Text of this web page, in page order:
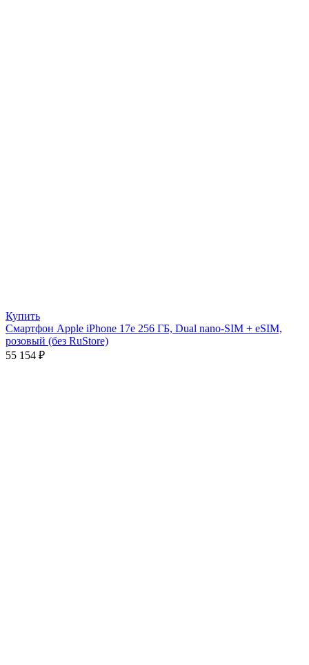
Купить
Смартфон Apple iPhone 17e 256 ГБ, Dual nano-SIM + eSIM,
розовый (без RuStore)
55 154 ₽